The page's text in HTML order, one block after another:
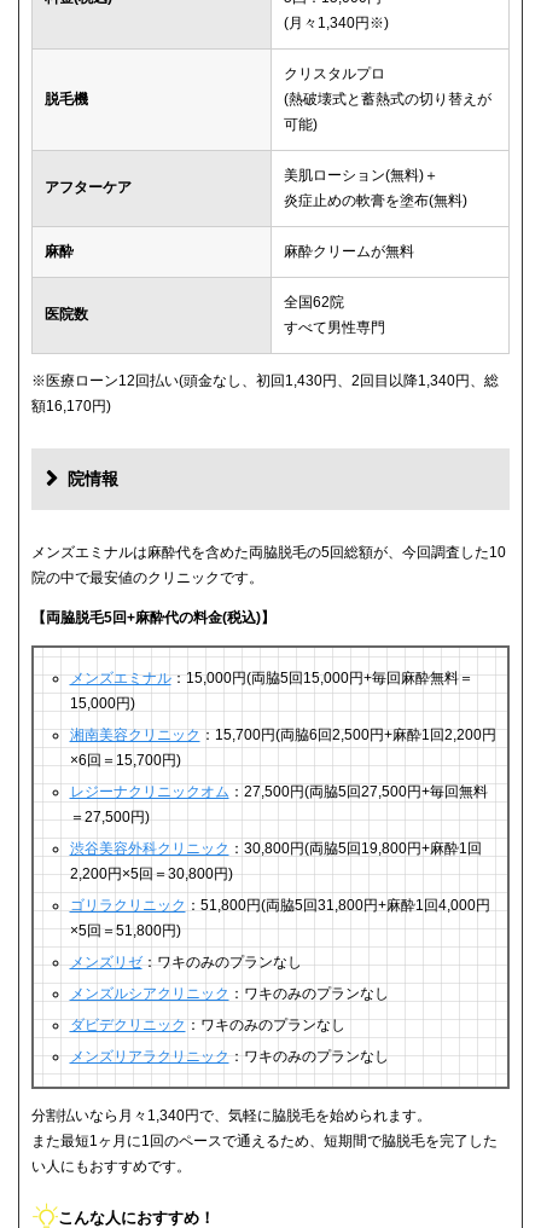
(月々1,340円※)
脱毛機
クリスタルプロ
(熱破壊式と蓄熱式の切り替えが
可能)
アフターケア
美肌ローション(無料)＋
炎症止めの軟膏を塗布(無料)
麻酔 麻酔クリームが無料
医院数
全国62院
すべて男性専門
※医療ローン12回払い(頭金なし、初回1,430円、2回目以降1,340円、総
額16,170円)
院情報
メンズエミナルは麻酔代を含めた両脇脱毛の5回総額が、今回調査した10
院の中で最安値のクリニックです。
【両脇脱毛5回+麻酔代の料金(税込)】
メンズエミナル：15,000円(両脇5回15,000円+毎回麻酔無料＝
15,000円)
湘南美容クリニック：15,700円(両脇6回2,500円+麻酔1回2,200円
×6回＝15,700円)
レジーナクリニックオム ：27,500円(両脇5回27,500円+毎回無料
＝27,500円)
渋谷美容外科クリニック ：30,800円(両脇5回19,800円+麻酔1回
2,200円×5回＝30,800円)
ゴリラクリニック ：51,800円(両脇5回31,800円+麻酔1回4,000円
×5回＝51,800円)
メンズリゼ：ワキのみのプランなし
メンズルシアクリニック ：ワキのみのプランなし
ダビデクリニック：ワキのみのプランなし
メンズリアラクリニック：ワキのみのプランなし
分割払いなら月々1,340円で、気軽に脇脱毛を始められます。
また最短1ヶ月に1回のペースで通えるため、短期間で脇脱毛を完了した
い人にもおすすめです。
こんな人におすすめ！